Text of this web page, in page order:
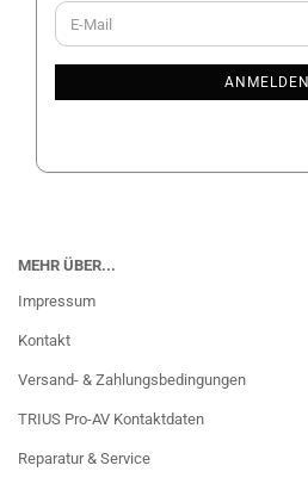
WEITER
ZUR
E-
Mail
ANMELDEN
MEHR ÜBER...
Impressum
Kontakt
Versand- & Zahlungsbedingungen
TRIUS Pro-AV Kontaktdaten
Reparatur & Service